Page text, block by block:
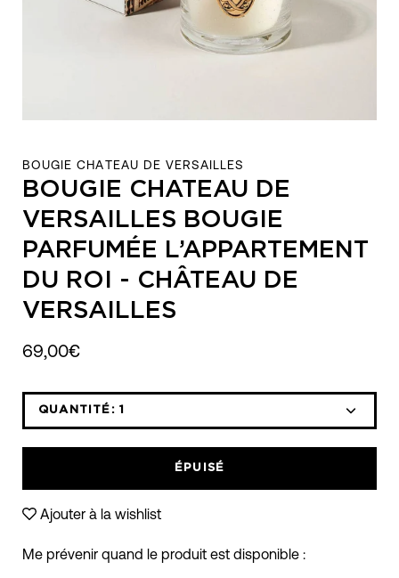
BOUGIE CHATEAU DE VERSAILLES
BOUGIE CHATEAU DE
VERSAILLES BOUGIE
PARFUMÉE L’APPARTEMENT
DU ROI - CHÂTEAU DE
VERSAILLES
69,00€
QUANTITÉ: 1
ÉPUISÉ
Ajouter à la wishlist
Me prévenir quand le produit est disponible :